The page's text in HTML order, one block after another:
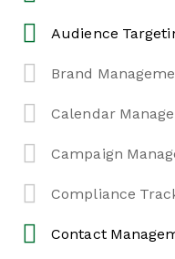
Audience
Brand
Calendar
Campaign
Compliance
Contact